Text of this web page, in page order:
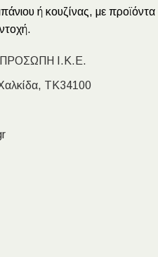
ή κουζίνας, με προϊόντα
Ι.Κ.Ε.
ΤΚ34100